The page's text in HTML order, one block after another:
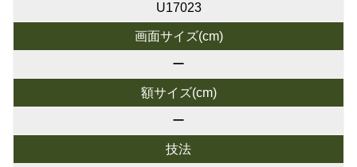
U17023
画面サイズ(cm)
ー
額サイズ(cm)
ー
技法